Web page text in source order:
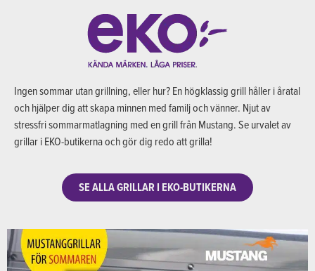
Ingen sommar utan grillning, eller hur? En högklassig grill håller i åratal
och hjälper dig att skapa minnen med familj och vänner. Njut av
stressfri sommarmatlagning med en grill från Mustang. Se urvalet av
grillar i EKO-butikerna och gör dig redo att grilla!
SE ALLA GRILLAR I EKO-BUTIKERNA